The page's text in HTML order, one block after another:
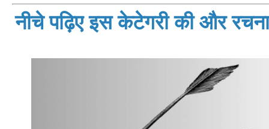
नीचे पढ़िए इस केटेगरी की और